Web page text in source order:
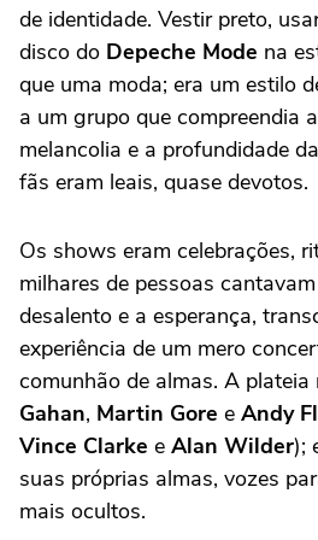
de identidade. Vestir preto,
disco do Depeche Mode na
que uma moda; era um estilo
a um grupo que compreendia
melancolia e a profundidade
fãs eram leais, quase devotos.
Os shows eram celebrações,
milhares de pessoas
desalento e a esperança,
experiência de um mero
comunhão de almas. A plateia
Gahan, Martin Gore e Andy
Vince Clarke e Alan Wilder);
suas próprias almas, vozes
mais ocultos.